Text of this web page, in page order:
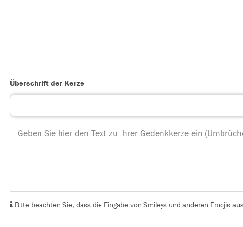
Überschrift der Kerze
Bitte beachten Sie, dass die Eingabe von Smileys und anderen Emojis